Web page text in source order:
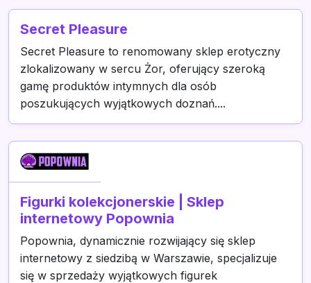
Secret Pleasure
Secret Pleasure to renomowany sklep erotyczny
zlokalizowany w sercu Żor, oferujący szeroką
gamę produktów intymnych dla osób
poszukujących wyjątkowych doznań....
Figurki kolekcjonerskie | Sklep
internetowy Popownia
Popownia, dynamicznie rozwijający się sklep
internetowy z siedzibą w Warszawie, specjalizuje
się w sprzedaży wyjątkowych figurek